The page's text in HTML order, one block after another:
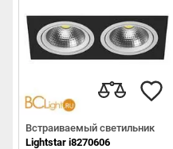
Встраиваемый светильник
Lightstar i8270606